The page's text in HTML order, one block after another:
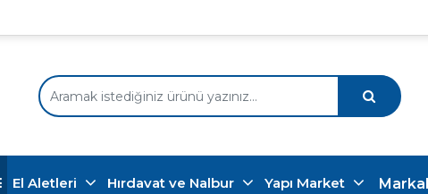
El Aletleri Hırdavat ve Nalbur Yapı Market